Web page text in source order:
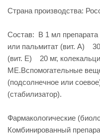
Страна производства:
Состав: В 1 мл препарата
или пальмитат (вит. А)
(вит. E) 20 мг,
МЕ.Вспомогательные
(подсолнечное или
(стабилизатор).
Фармакологические
Комбинированный